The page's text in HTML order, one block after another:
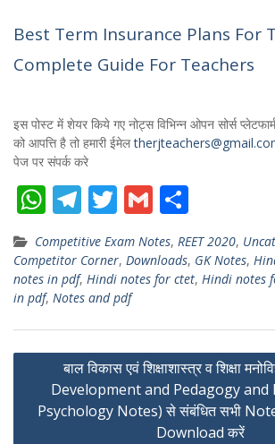
Best Term Insurance Plans For
Complete Guide For Teachers
इस पोस्ट में शेयर किये गए नोट्स विभिन्न ओपन सोर्स
को आपत्ति है तो हमारी ईमेल
पेज पर संपर्क करे
W
at
s
A
p
p
T
el
e
gr
a
m
T
itt
er
G
m
ai
l
h
ar
e
Competitive Exam Notes, REET 2020,
Competitor Corner, Downloads, GK Notes,
notes in pdf, Hindi notes for ctet, Hindi notes
in pdf, Notes and pdf
Post
navigation
बाल विकास एवं शिक्षाशास्त्र व शिक्षा
Development and Pedagogy and
Psychology Notes) से संबंधित सभी
Download करें